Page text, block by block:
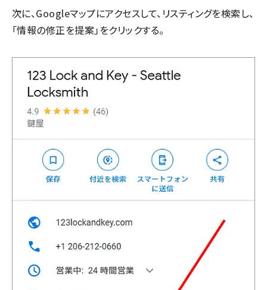
次に、Googleマップにアクセスして、リスティングを検索し、
「情報の修正を提案」をクリックする。